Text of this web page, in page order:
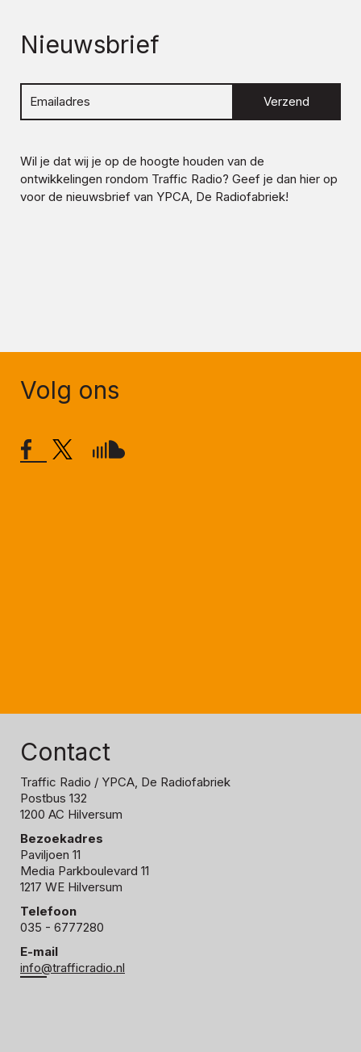
Nieuwsbrief
Verzend
Wil je dat wij je op de hoogte houden van de
ontwikkelingen rondom Traffic Radio? Geef je dan hier op
voor de nieuwsbrief van YPCA, De Radiofabriek!
Volg ons
Contact
Traffic Radio / YPCA, De Radiofabriek
Postbus 132
1200 AC Hilversum
Bezoekadres
Paviljoen 11
Media Parkboulevard 11
1217 WE Hilversum
Telefoon
035 - 6777280
E-mail
info@trafficradio.nl